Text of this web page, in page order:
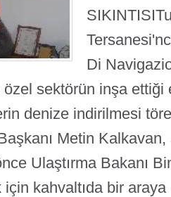
SIKINTISI
Di
sektörün inşa ettiği
denize indirilmesi
Metin
Ulaştırma Bakanı
için kahvaltıda bir